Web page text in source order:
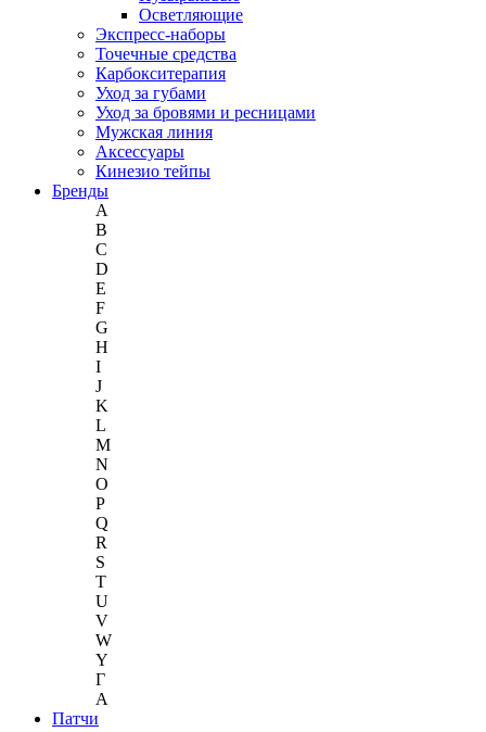
Осветляющие
Экспресс-наборы
Точечные средства
Карбокситерапия
Уход за губами
Уход за бровями и ресницами
Мужская линия
Аксессуары
Кинезио тейпы
Бренды
A
B
C
D
E
F
G
H
I
J
K
L
M
N
O
P
Q
R
S
T
U
V
W
Y
Г
A
Патчи